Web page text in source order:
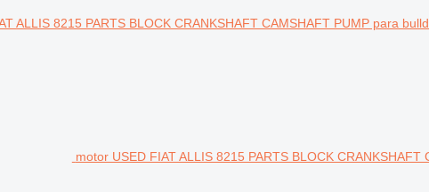
motor USED FIAT ALLIS 8215 PARTS BLOCK